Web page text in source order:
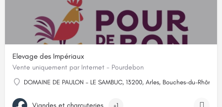
Elevage des Impériaux
Vente uniquement par Internet - Pourdebon
DOMAINE DE PAULON – LE SAMBUC, 13200, Arles, Bouches-du-Rhône
Viandes et charcuteries +1